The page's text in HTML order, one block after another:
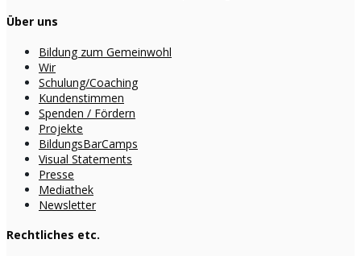
Über uns
Bildung zum Gemeinwohl
Wir
Schulung/Coaching
Kundenstimmen
Spenden / Fördern
Projekte
BildungsBarCamps
Visual Statements
Presse
Mediathek
Newsletter
Rechtliches etc.